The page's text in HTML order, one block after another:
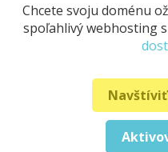
Chcete svoju doménu
spoľahlivý webhosting
Navštíviť